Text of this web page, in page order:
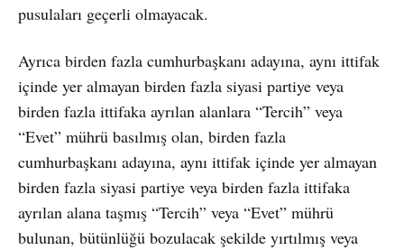
pusulaları geçerli olmayacak.
Ayrıca birden fazla cumhurbaşkanı adayına, aynı ittifak
içinde yer almayan birden fazla siyasi partiye veya
birden fazla ittifaka ayrılan alanlara “Tercih” veya
“Evet” mührü basılmış olan, birden fazla
cumhurbaşkanı adayına, aynı ittifak içinde yer almayan
birden fazla siyasi partiye veya birden fazla ittifaka
ayrılan alana taşmış “Tercih” veya “Evet” mührü
bulunan, bütünlüğü bozulacak şekilde yırtılmış veya